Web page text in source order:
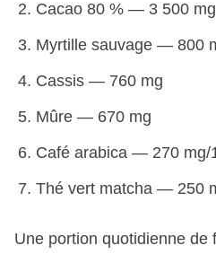
Cacao 80 % — 3 500 mg
Myrtille sauvage — 800
Cassis — 760 mg
Mûre — 670 mg
Café arabica — 270 mg/
Thé vert matcha — 250
Une portion quotidienne de